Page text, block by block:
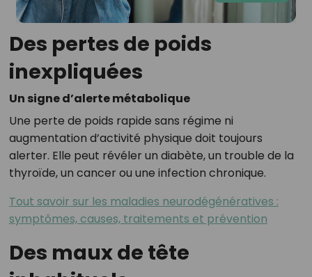
Des pertes de poids
inexpliquées
Un signe d’alerte métabolique
Une perte de poids rapide sans régime ni
augmentation d’activité physique doit toujours
alerter. Elle peut révéler un diabète, un trouble de la
thyroïde, un cancer ou une infection chronique.
Tout savoir sur les maladies neurodégénératives :
symptômes, causes, traitements et prévention
Des maux de tête